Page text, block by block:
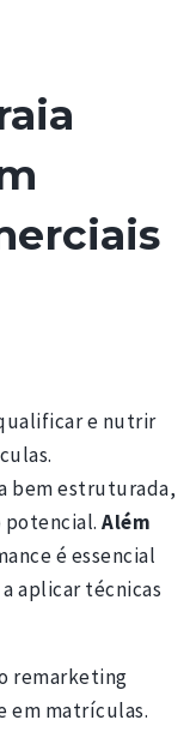
e nutrir
bem estruturada,
potencial. Além
é essencial
aplicar técnicas
remarketing
em matrículas.